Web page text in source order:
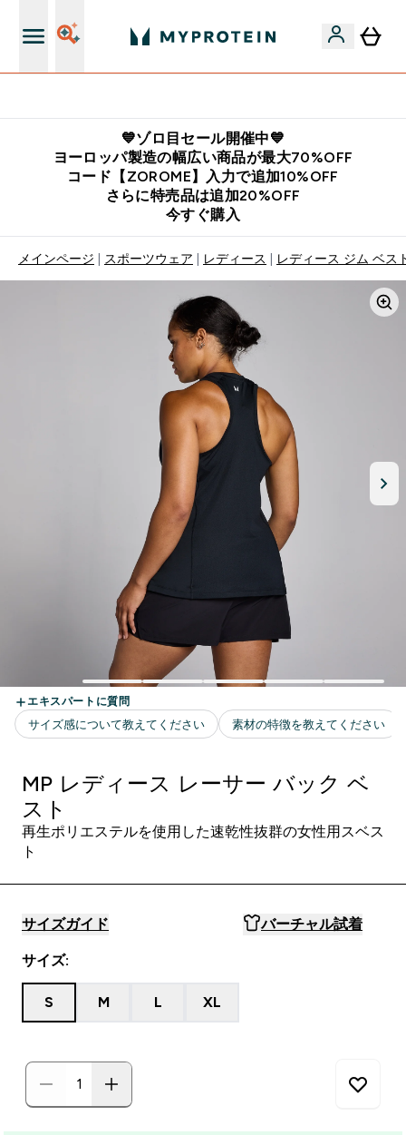
💙ゾロ目セール開催中💙
ヨーロッパ製造の幅広い商品が最大70%OFF
コード【ZOROME】入力で追加10%OFF
さらに特売品は追加20%OFF
今すぐ購入
メインページ スポーツウェア レディース レディース ジム ベス
MP レディース レーサー バック ベ
スト
再生ポリエステルを使用した速乾性抜群の女性用スベス
ト
サイズガイド バーチャル試着
サイズ:
S M L XL